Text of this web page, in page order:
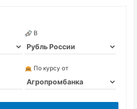
В
По курсу от